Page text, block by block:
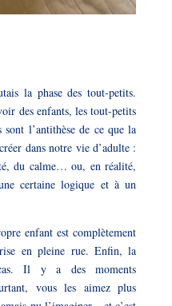
la phase des tout-petits.
des enfants, les tout-petits
l’antithèse de ce que la
dans notre vie d’adulte :
du calme… ou, en réalité,
certaine logique et à un
enfant est complètement
en pleine rue. Enfin, la
Il y a des moments
vous les aimez plus